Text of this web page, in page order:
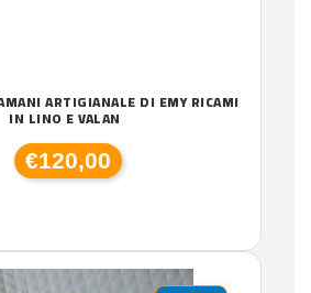
ARTIGIANALE DI EMY RICAMI
IN LINO E VALAN
€120,00